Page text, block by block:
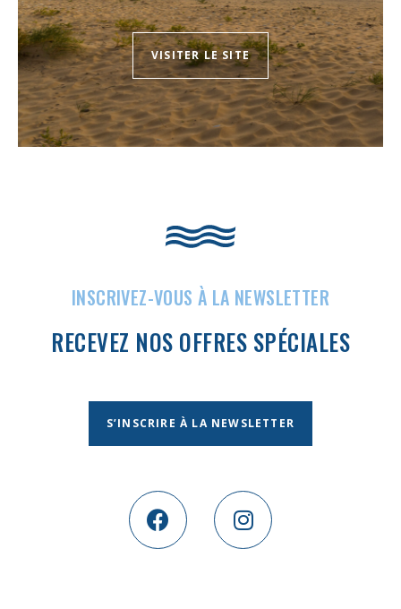
VISITER LE SITE
INSCRIVEZ-VOUS À LA NEWSLETTER
RECEVEZ NOS OFFRES SPÉCIALES
S’INSCRIRE À LA NEWSLETTER